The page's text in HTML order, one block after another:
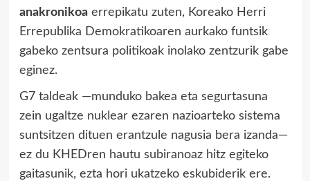
anakronikoaerrepikatu zuten, Koreako Herri
Errepublika Demokratikoaren aurkako funtsik
gabeko zentsura politikoak inolako zentzurik gabe
eginez.
G7 taldeak —munduko bakea eta segurtasuna
zein ugaltze nuklear ezaren nazioarteko sistema
suntsitzen dituen erantzule nagusia bera izanda—
ez du KHEDren hautu subiranoaz hitz egiteko
gaitasunik, ezta hori ukatzeko eskubiderik ere.